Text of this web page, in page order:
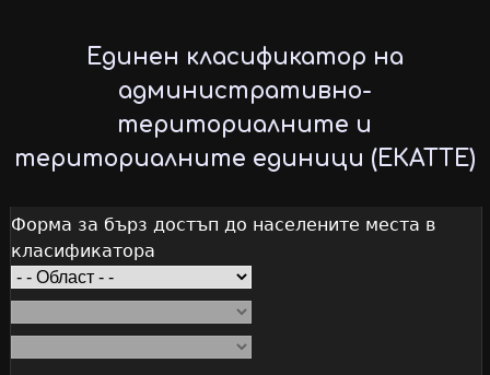
to
main
content
Единен класификатор на
административно-
териториалните и
териториалните единици (ЕКАТТЕ)
Форма за бърз достъп до населените места в
класификатора